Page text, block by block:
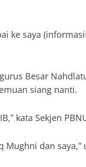
ke saya
Besar
siang nanti.
kata Sekjen
dan saya,”